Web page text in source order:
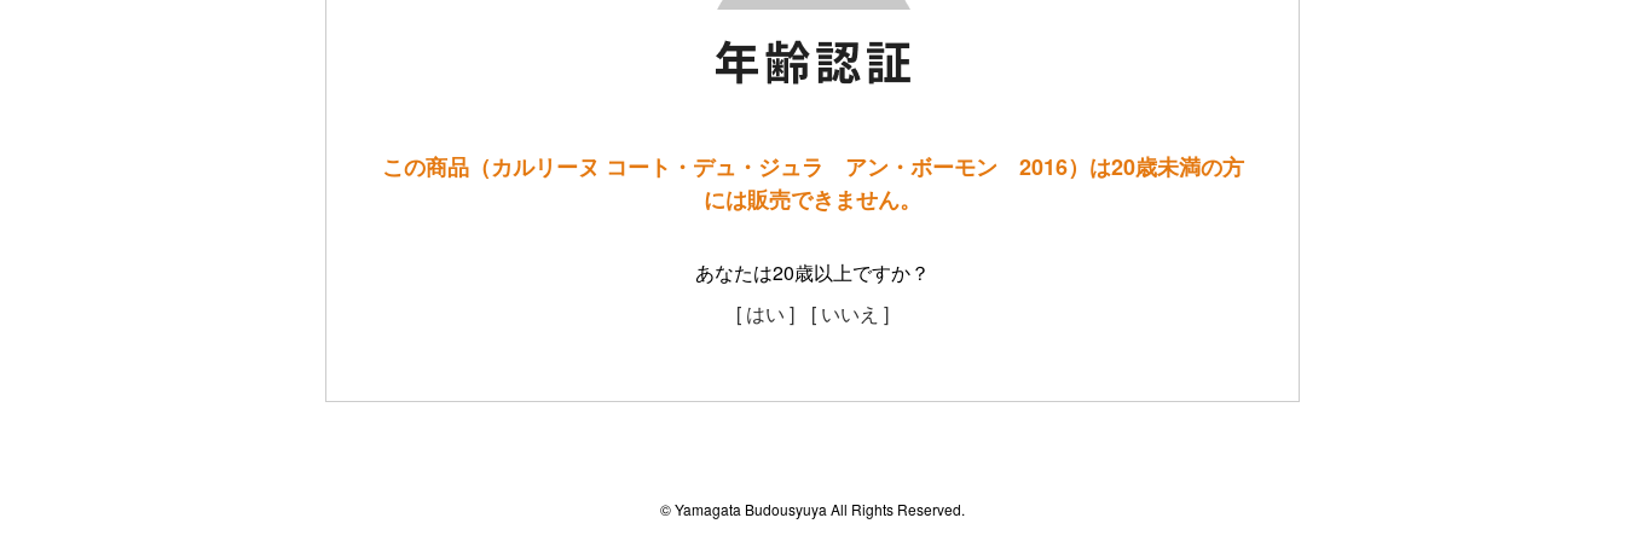
この商品（カルリーヌ コート・デュ・ジュラ アン・ボーモン 2016）は20歳未満の方
には販売できません。
あなたは20歳以上ですか？
[ はい ]
[ いいえ ]
© Yamagata Budousyuya All Rights Reserved.